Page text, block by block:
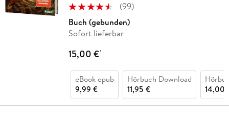
(99)
Buch (gebunden)
Sofort lieferbar
15,00 €*
eBook epub
9,99 €
Hörbuch Download
11,95 €
14,00